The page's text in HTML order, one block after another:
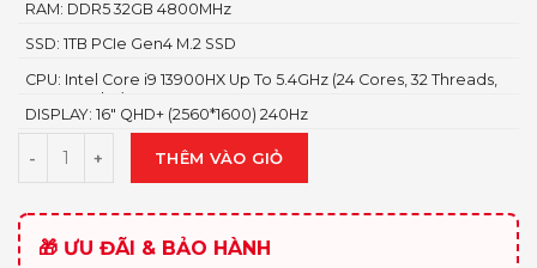
RAM: DDR5 32GB 4800MHz
SSD: 1TB PCIe Gen4 M.2 SSD
CPU: Intel Core i9 13900HX Up To 5.4GHz (24 Cores, 32 Threads,
36MB Cache)
DISPLAY: 16″ QHD+ (2560*1600) 240Hz
THÊM VÀO GIỎ
🎁 ƯU ĐÃI & BẢO HÀNH